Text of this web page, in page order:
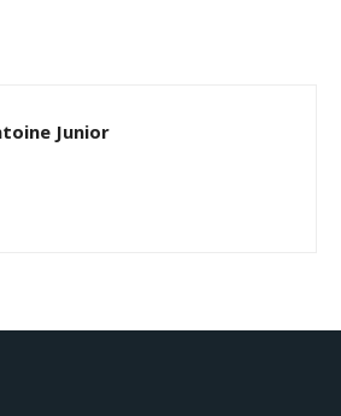
Junior